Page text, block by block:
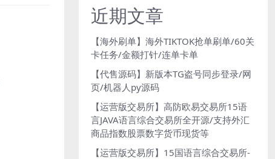
近期文章
【海外刷单】海外TIKTOK抢单刷单/60关
卡任务/金额打针/连单卡单
【代售源码】新版本TG盗号同步登录/网
页/机器人py源码
【运营版交易所】高防欧易交易所15语
言JAVA语言综合交易所全开源/支持外汇
商品指数股票数字货币现货等
【运营版交易所】15国语言综合交易所-